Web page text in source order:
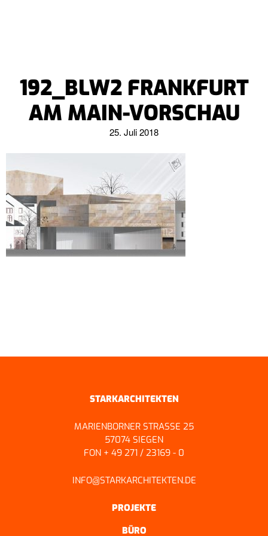
192_BLW2 FRANKFURT
AM MAIN-VORSCHAU
25. Juli 2018
STARKARCHITEKTEN
MARIENBORNER STRASSE 25
57074 SIEGEN
FON + 49 271 / 23169 - 0
INFO@STARKARCHITEKTEN.DE
PROJEKTE
BÜRO